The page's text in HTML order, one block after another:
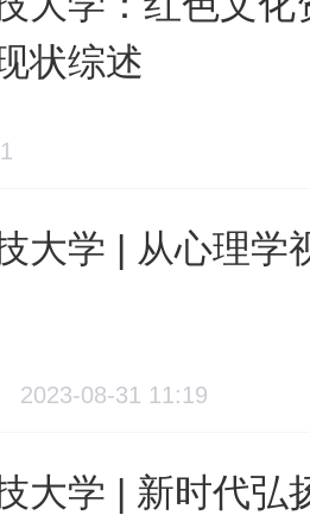
状综述
大学 | 从心理学
2023-08-31 11:19
大学 | 新时代弘